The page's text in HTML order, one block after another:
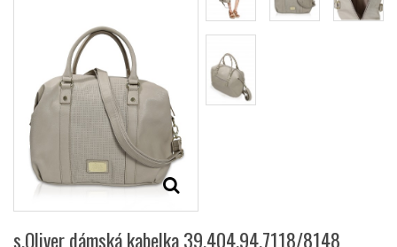
s.Oliver dámská kabelka 39.404.94.7118/8148